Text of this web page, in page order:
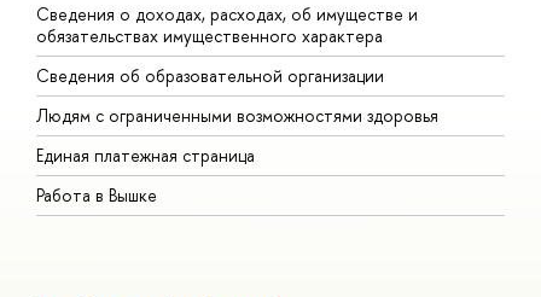
Сведения о доходах, расходах, об имуществе и
обязательствах имущественного характера
Сведения об образовательной организации
Людям с ограниченными возможностями здоровья
Единая платежная страница
Работа в Вышке